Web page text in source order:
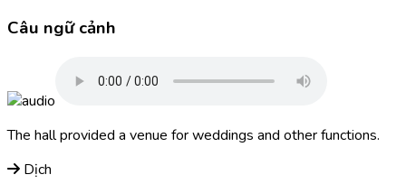
Câu ngữ cảnh
The hall provided a venue for weddings and other functions.
Dịch